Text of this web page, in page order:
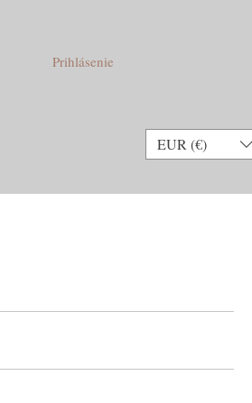
Prihlásenie
EUR (€)